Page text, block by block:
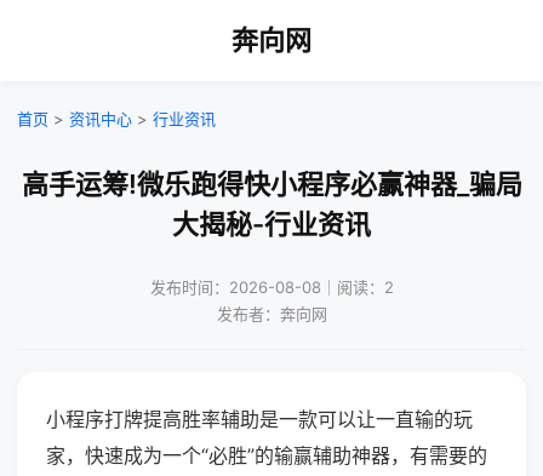
奔向网
首页 > 资讯中心 > 行业资讯
高手运筹!微乐跑得快小程序必赢神器_骗局
大揭秘-行业资讯
发布时间：2026-08-08｜阅读：2
发布者：奔向网
小程序打牌提高胜率辅助是一款可以让一直输的玩
家，快速成为一个“必胜”的输赢辅助神器，有需要的